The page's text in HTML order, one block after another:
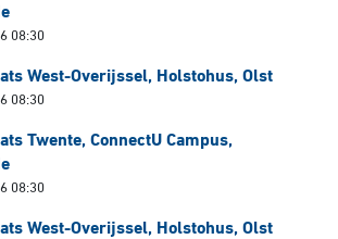
08:30
West-Overijssel, Holstohus, Olst
08:30
Twente, ConnectU Campus,
08:30
West-Overijssel, Holstohus, Olst